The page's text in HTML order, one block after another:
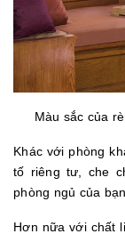
Màu sắc của
Khác với phòng
tố riêng tư, che
phòng ngủ của
Hơn nữa với chất